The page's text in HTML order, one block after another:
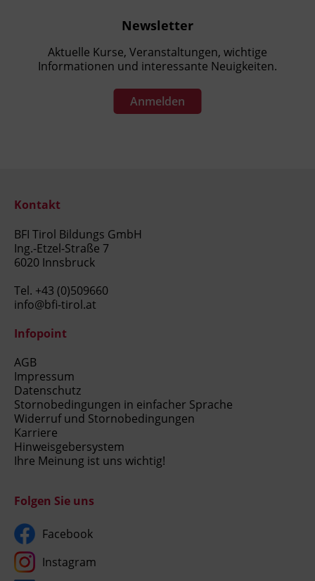
Newsletter
Aktuelle Kurse, Veranstaltungen, wichtige
Informationen und interessante Neuigkeiten.
Anmelden
Kontakt
BFI Tirol Bildungs GmbH
Ing.-Etzel-Straße 7
6020 Innsbruck
Tel. +43 (0)509660
info@bfi-tirol.at
Infopoint
AGB
Impressum
Datenschutz
Stornobedingungen in einfacher Sprache
Widerruf und Stornobedingungen
Karriere
Hinweisgebersystem
Ihre Meinung ist uns wichtig!
Folgen Sie uns
Facebook
Instagram